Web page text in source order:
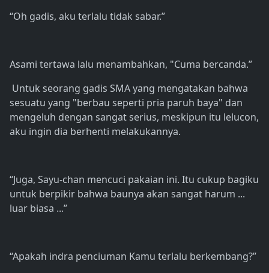
“Oh gadis, aku terlalu tidak sabar.”
Asami tertawa lalu menambahkan, "Cuma bercanda.”
Untuk seorang gadis SMA yang mengatakan bahwa
sesuatu yang "berbau seperti pria paruh baya" dan
mengeluh dengan sangat serius, meskipun itu lelucon,
aku ingin dia berhenti melakukannya.
“Juga, Sayu-chan mencuci pakaian ini. Itu cukup bagiku
untuk berpikir bahwa baunya akan sangat harum ...
luar biasa ...”
“Apakah indra penciuman Kamu terlalu berkembang?”